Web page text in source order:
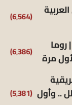
(6٬564)
تاريخ مصر الكروي في الأولمبياد ج6 | روما
(6٬386)
.. وأول (5٬381)